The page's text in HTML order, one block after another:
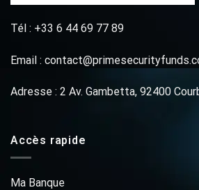
Tél : +33 6 44 69 77 89
Email :
Adresse : 2 Av. Gambetta, 92400
Accès rapide
Ma Banque